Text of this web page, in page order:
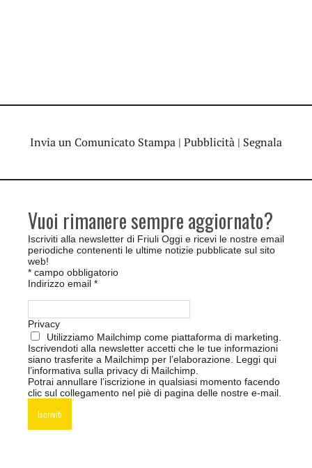
Invia un Comunicato Stampa | Pubblicità | Segnala
Vuoi rimanere sempre aggiornato?
Iscriviti alla newsletter di Friuli Oggi e ricevi le nostre email
periodiche contenenti le ultime notizie pubblicate sul sito
web!
* campo obbligatorio
Indirizzo email *
Privacy
Utilizziamo Mailchimp come piattaforma di marketing.
Iscrivendoti alla newsletter accetti che le tue informazioni
siano trasferite a Mailchimp per l’elaborazione. Leggi qui
l’informativa sulla privacy di Mailchimp.
Potrai annullare l’iscrizione in qualsiasi momento facendo
clic sul collegamento nel piè di pagina delle nostre e-mail.